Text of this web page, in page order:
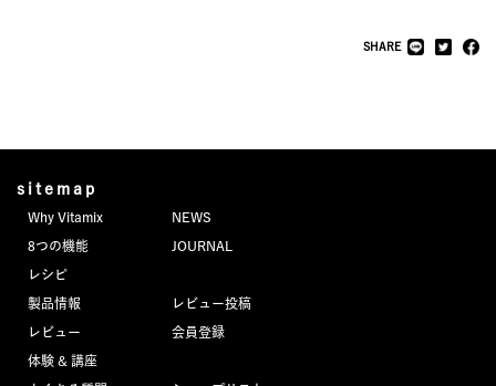
JOURNAL
SHARE
sitemap
Why Vitamix
8つの機能
レシピ
製品情報
レビュー
体験 & 講座
NEWS
JOURNAL
レビュー投稿
会員登録